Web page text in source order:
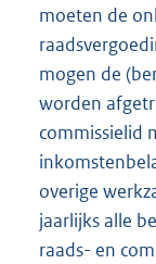
moeten de
mogen de
worden
commissielid
overige
jaarlijks alle
raads- en